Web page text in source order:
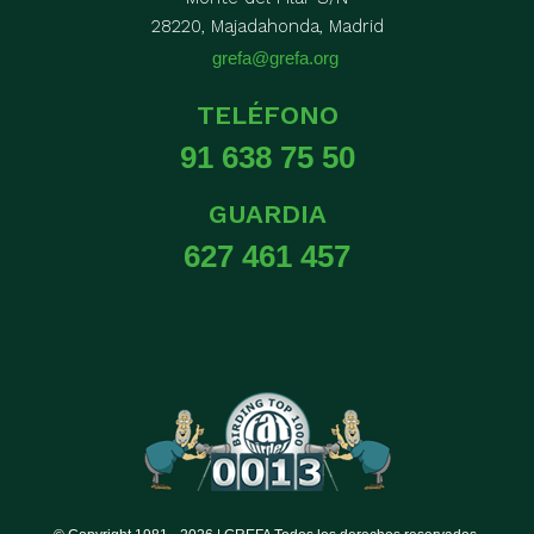
28220, Majadahonda, Madrid
grefa@grefa.org
TELÉFONO
91 638 75 50
GUARDIA
627 461 457